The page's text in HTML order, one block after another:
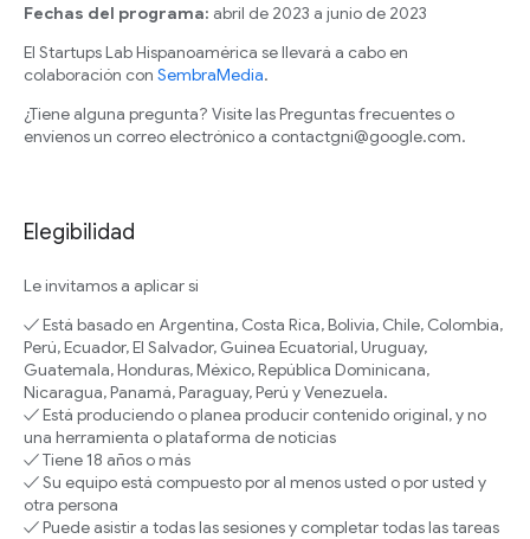
Fechas del programa: abril de 2023 a junio de 2023
El Startups Lab Hispanoamérica se llevará a cabo en
colaboración con SembraMedia.
¿Tiene alguna pregunta? Visite las Preguntas frecuentes o
envíenos un correo electrónico a contactgni@google.com.
Elegibilidad
Le invitamos a aplicar si
✓ Está basado en Argentina, Costa Rica, Bolivia, Chile, Colombia,
Perú, Ecuador, El Salvador, Guinea Ecuatorial, Uruguay,
Guatemala, Honduras, México, República Dominicana,
Nicaragua, Panamá, Paraguay, Perú y Venezuela.
✓ Está produciendo o planea producir contenido original, y no
una herramienta o plataforma de noticias
✓ Tiene 18 años o más
✓ Su equipo está compuesto por al menos usted o por usted y
otra persona
✓ Puede asistir a todas las sesiones y completar todas las tareas